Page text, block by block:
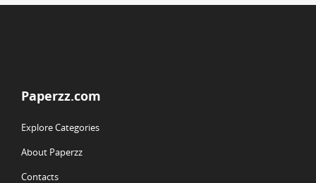
Paperzz.com
Explore Categories
About Paperzz
Contacts